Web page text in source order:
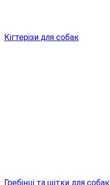
Кігтерізи для собак
Гребінці та щітки для собак